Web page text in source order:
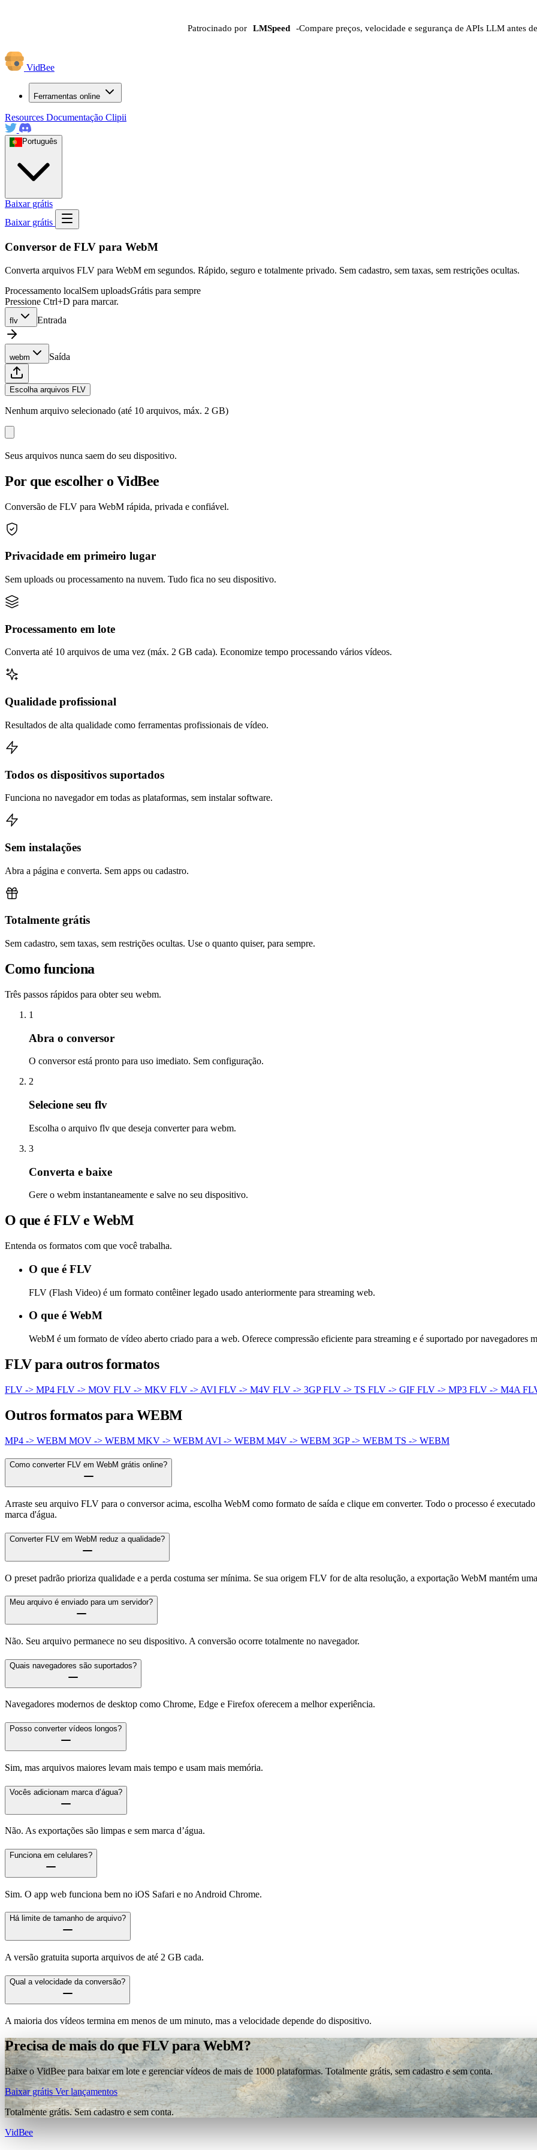
Patrocinado por LMSpeed -Compare preços, velocidade e segurança de APIs LLM antes
VidBee
Ferramentas online
Resources Documentação Clipii
Português
Baixar grátis
Baixar grátis
Conversor de FLV para WebM
Converta arquivos FLV para WebM em segundos. Rápido, seguro e totalmente privado. Sem cadastro, sem taxas, sem restrições ocultas.
Processamento localSem uploadsGrátis para sempre
Pressione Ctrl+D para marcar.
flv Entrada
webm Saída
Escolha arquivos FLV
Nenhum arquivo selecionado (até 10 arquivos, máx. 2 GB)
Seus arquivos nunca saem do seu dispositivo.
Por que escolher o VidBee
Conversão de FLV para WebM rápida, privada e confiável.
Privacidade em primeiro lugar
Sem uploads ou processamento na nuvem. Tudo fica no seu dispositivo.
Processamento em lote
Converta até 10 arquivos de uma vez (máx. 2 GB cada). Economize tempo processando vários vídeos.
Qualidade profissional
Resultados de alta qualidade como ferramentas profissionais de vídeo.
Todos os dispositivos suportados
Funciona no navegador em todas as plataformas, sem instalar software.
Sem instalações
Abra a página e converta. Sem apps ou cadastro.
Totalmente grátis
Sem cadastro, sem taxas, sem restrições ocultas. Use o quanto quiser, para sempre.
Como funciona
Três passos rápidos para obter seu webm.
1
Abra o conversor
O conversor está pronto para uso imediato. Sem configuração.
2
Selecione seu flv
Escolha o arquivo flv que deseja converter para webm.
3
Converta e baixe
Gere o webm instantaneamente e salve no seu dispositivo.
O que é FLV e WebM
Entenda os formatos com que você trabalha.
O que é FLV
FLV (Flash Video) é um formato contêiner legado usado anteriormente para streaming web.
O que é WebM
WebM é um formato de vídeo aberto criado para a web. Oferece compressão eficiente para streaming e é suportado por navegadores
FLV para outros formatos
FLV -> MP4 FLV -> MOV FLV -> MKV FLV -> AVI FLV -> M4V FLV -> 3GPFLV -> TS FLV -> GIF FLV -> MP3 FLV -> M4A
Outros formatos para WEBM
MP4 -> WEBM MOV -> WEBM MKV -> WEBM AVI -> WEBM M4V -> WEBM 3GP -> WEBM TS -> WEBM
Como converter FLV em WebM grátis online?
Arraste seu arquivo FLV para o conversor acima, escolha WebM como formato de saída e clique em converter. Todo o processo é
marca d'água.
Converter FLV em WebM reduz a qualidade?
O preset padrão prioriza qualidade e a perda costuma ser mínima. Se sua origem FLV for de alta resolução, a exportação WebM mantém
Meu arquivo é enviado para um servidor?
Não. Seu arquivo permanece no seu dispositivo. A conversão ocorre totalmente no navegador.
Quais navegadores são suportados?
Navegadores modernos de desktop como Chrome, Edge e Firefox oferecem a melhor experiência.
Posso converter vídeos longos?
Sim, mas arquivos maiores levam mais tempo e usam mais memória.
Vocês adicionam marca d’água?
Não. As exportações são limpas e sem marca d’água.
Funciona em celulares?
Sim. O app web funciona bem no iOS Safari e no Android Chrome.
Há limite de tamanho de arquivo?
A versão gratuita suporta arquivos de até 2 GB cada.
Qual a velocidade da conversão?
A maioria dos vídeos termina em menos de um minuto, mas a velocidade depende do dispositivo.
Precisa de mais do que FLV para WebM?
Baixe o VidBee para baixar em lote e gerenciar vídeos de mais de 1000 plataformas. Totalmente grátis, sem cadastro e sem conta.
Baixar grátisVer lançamentos
Totalmente grátis. Sem cadastro e sem conta.
VidBee